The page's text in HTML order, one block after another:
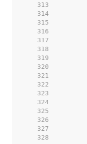
   313
   314
   315
   316
   317
   318
   319
   320
   321
   322
   323
   324
   325
   326
   327
   328